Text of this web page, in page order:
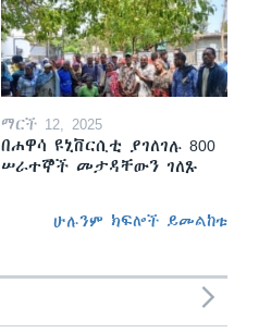
ማርች 12, 2025
በሐዋሳ ዩኒቨርሲቲ ያገለገሉ 800
ሠራተኞች መታዳቸውን ገለጹ
ሁሉንም ክፍሎች ይመልከቱ